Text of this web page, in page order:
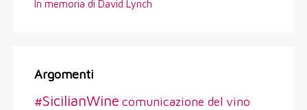
In memoria di David Lynch
Argomenti
#SicilianWine comunicazione del vino